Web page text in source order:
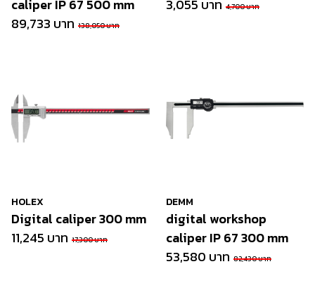
caliper IP 67 500 mm
89,733 บาท 138,050 บาท
3,055 บาท 4,700 บาท
HOLEX
Digital caliper 300 mm
11,245 บาท 17,300 บาท
DEMM
digital workshop
caliper IP 67 300 mm
53,580 บาท 82,430 บาท